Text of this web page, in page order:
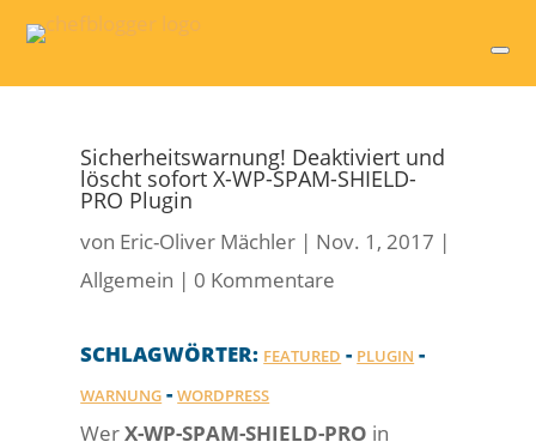
Sicherheitswarnung! Deaktiviert und
löscht sofort X-WP-SPAM-SHIELD-
PRO Plugin
von Eric-Oliver Mächler | Nov. 1, 2017 |
Allgemein | 0 Kommentare
SCHLAGWÖRTER: FEATURED - PLUGIN -
WARNUNG -WORDPRESS
WerX-WP-SPAM-SHIELD-PRO in